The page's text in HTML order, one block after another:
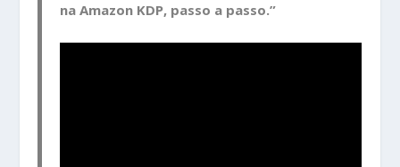
na Amazon KDP, passo a passo.”